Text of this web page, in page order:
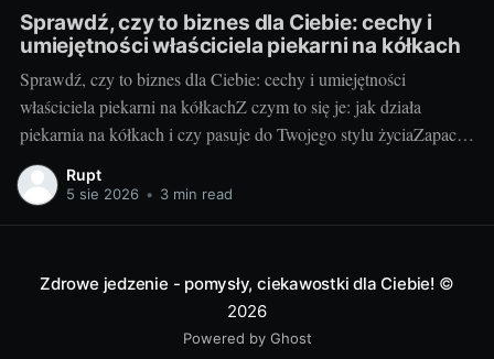
Sprawdź, czy to biznes dla Ciebie: cechy i
umiejętności właściciela piekarni na kółkach
Sprawdź, czy to biznes dla Ciebie: cechy i umiejętności
właściciela piekarni na kółkachZ czym to się je: jak działa
piekarnia na kółkach i czy pasuje do Twojego stylu życiaZapach
świeżych bułek o świcie i uśmiechy klientów, gdy otwierasz
klapę auta – za to kocha się piekarnię na kółkach. To mobilny
Rupt
5 sie 2026 • 3 min read
Zdrowe jedzenie - pomysły, ciekawostki dla Ciebie! ©
2026
Powered by Ghost